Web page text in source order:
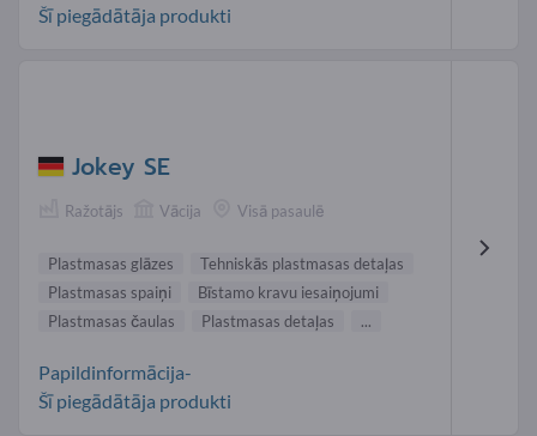
Šī piegādātāja produkti
Jokey SE
Ražotājs Vācija Visā pasaulē
Plastmasas glāzes
Tehniskās plastmasas detaļas
Plastmasas spaiņi
Bīstamo kravu iesaiņojumi
Plastmasas čaulas
Plastmasas detaļas ...
Papildinformācija-
Šī piegādātāja produkti